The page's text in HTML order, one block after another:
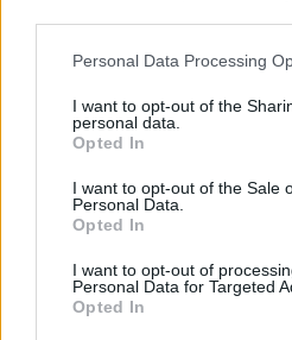
Personal Data Processing
I want to opt-out of the
personal data.
Opted In
I want to opt-out of the Sale
Personal Data.
Opted In
I want to opt-out of
Personal Data for Targeted
Opted In
Slovenija
Svet
Politika
Kronika
Zdravje
Šport
Scena
Zadnje novice